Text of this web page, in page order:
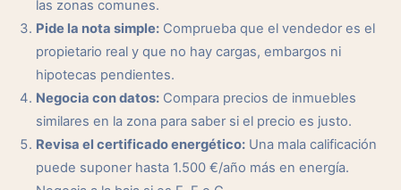
las zonas comunes.
Pide la nota simple: Comprueba que el vendedor es el
propietario real y que no hay cargas, embargos ni
hipotecas pendientes.
Negocia con datos: Compara precios de inmuebles
similares en la zona para saber si el precio es justo.
Revisa el certificado energético: Una mala calificación
puede suponer hasta 1.500 €/año más en energía.